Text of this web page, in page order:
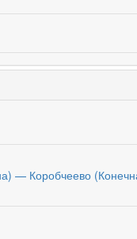
— Коробчеево